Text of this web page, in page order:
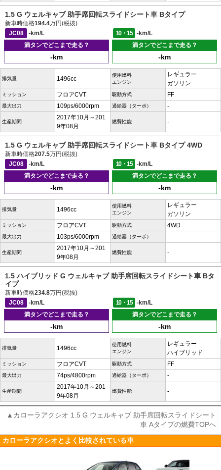
1.5 G ウェルキャブ 助手席回転スライドシート車 Bタイプ
新車時価格194.4万円(税抜)
JC08
-km/L 10・15
-km/L
満タンでどこまで走る？
-km
満タンでどこまで走る？
-km
排気量 1496cc
使用燃料
エンジン
レギュラー
ガソリン
ミッション フロアCVT 駆動方式 FF
最大出力 109ps/6000rpm 過給器（ターボ） -
生産期間
2017年10月～201
9年08月
燃費性能 -
1.5 G ウェルキャブ 助手席回転スライドシート車 Bタイプ 4WD
新車時価格207.5万円(税抜)
JC08
-km/L 10・15
-km/L
満タンでどこまで走る？
-km
満タンでどこまで走る？
-km
排気量 1496cc
使用燃料
エンジン
レギュラー
ガソリン
ミッション フロアCVT 駆動方式 4WD
最大出力 103ps/6000rpm 過給器（ターボ） -
生産期間
2017年10月～201
9年08月
燃費性能 -
1.5 ハイブリッド G ウェルキャブ 助手席回転スライドシート車 Bタ
イプ
新車時価格234.8万円(税抜)
JC08
-km/L 10・15
-km/L
満タンでどこまで走る？
-km
満タンでどこまで走る？
-km
排気量 1496cc
使用燃料
エンジン
レギュラー
ハイブリッド
ミッション フロアCVT 駆動方式 FF
最大出力 74ps/4800rpm 過給器（ターボ） -
生産期間
2017年10月～201
9年08月
燃費性能 -
▲カローラアクシオ 1.5 G ウェルキャブ 助手席回転スライドシート
車 Aタイプの燃費TOPへ
カローラアクシオとよく比較されている車